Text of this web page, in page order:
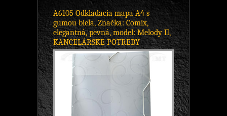
A6105 Odkladacia mapa A4 s
gumou biela, Značka: Comix,
elegantná, pevná, model: Melody II,
KANCELÁRSKE POTREBY